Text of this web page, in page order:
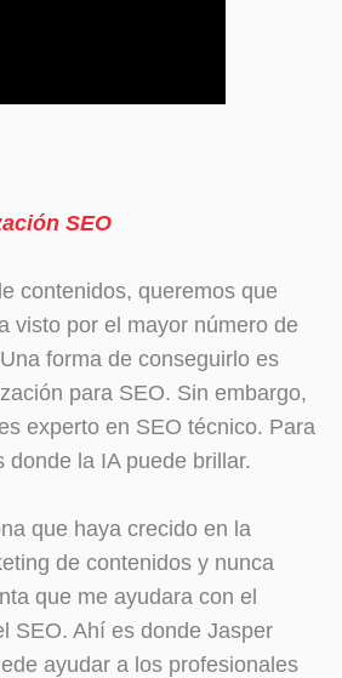
SEO
contenidos, queremos que
visto por el mayor número de
forma de conseguirlo es
para SEO. Sin embargo,
experto en SEO técnico. Para
donde la IA puede brillar.
que haya crecido en la
de contenidos y nunca
que me ayudara con el
SEO. Ahí es donde Jasper
ayudar a los profesionales